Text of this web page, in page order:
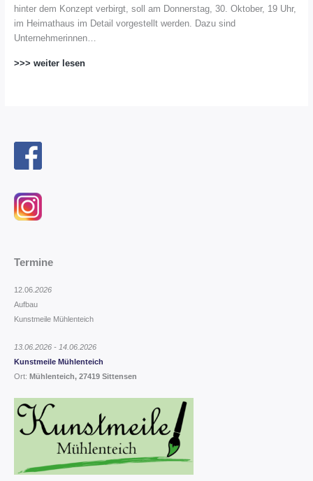
hinter dem Konzept verbirgt, soll am Donnerstag, 30. Oktober, 19 Uhr,
im Heimathaus im Detail vorgestellt werden. Dazu sind
Unternehmerinnen…
>>> weiter lesen
Termine
12.06. 2026
Aufbau
Kunstmeile Mühlenteich
13.06.2026 - 14.06.2026
Kunstmeile Mühlenteich
Ort: Mühlenteich, 27419 Sittensen